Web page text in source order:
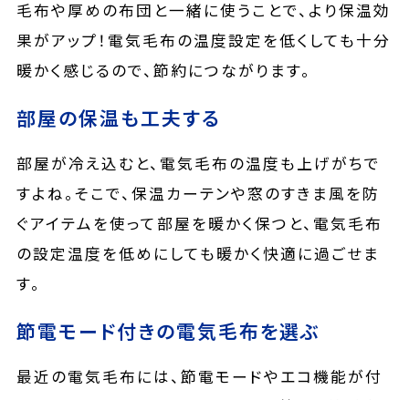
毛布や厚めの布団と一緒に使うことで、より保温効
果がアップ！電気毛布の温度設定を低くしても十分
暖かく感じるので、節約につながります。
部屋の保温も工夫する
部屋が冷え込むと、電気毛布の温度も上げがちで
すよね。そこで、保温カーテンや窓のすきま風を防
ぐアイテムを使って部屋を暖かく保つと、電気毛布
の設定温度を低めにしても暖かく快適に過ごせま
す。
節電モード付きの電気毛布を選ぶ
最近の電気毛布には、節電モードやエコ機能が付